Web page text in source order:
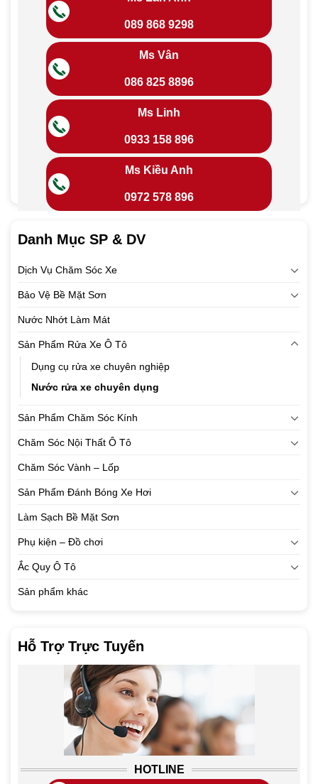
089 868 9298
Ms Vân
086 825 8896
Ms Linh
0933 158 896
Ms Kiều Anh
0972 578 896
Danh Mục SP & DV
Dịch Vụ Chăm Sóc Xe
Bảo Vệ Bề Mặt Sơn
Nước Nhớt Làm Mát
Sản Phẩm Rửa Xe Ô Tô
Dụng cụ rửa xe chuyên nghiệp
Nước rửa xe chuyên dụng
Sản Phẩm Chăm Sóc Kính
Chăm Sóc Nội Thất Ô Tô
Chăm Sóc Vành – Lốp
Sản Phẩm Đánh Bóng Xe Hơi
Làm Sạch Bề Mặt Sơn
Phụ kiện – Đồ chơi
Ắc Quy Ô Tô
Sản phẩm khác
Hỗ Trợ Trực Tuyến
HOTLINE